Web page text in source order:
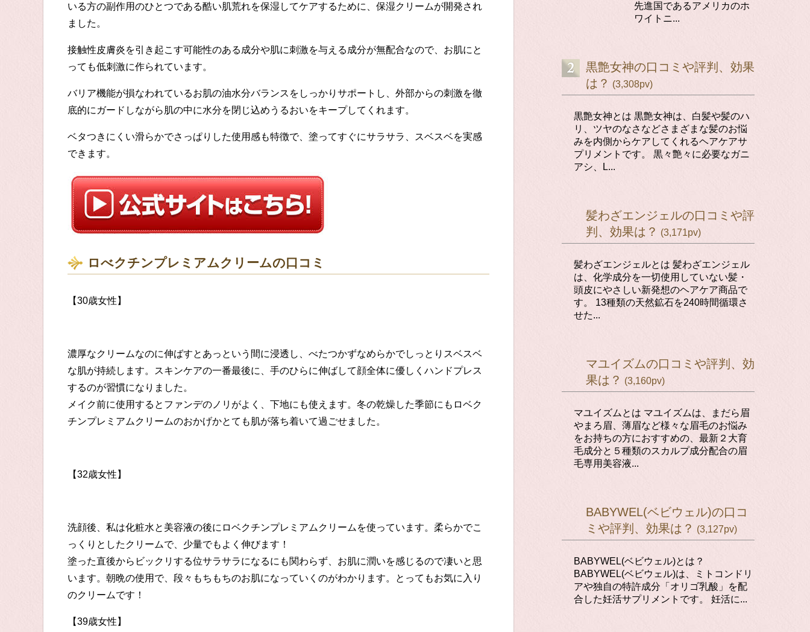
いる方の副作用のひとつである酷い肌荒れを保湿してケアするために
保湿クリームが開発され
ました。
接触性皮膚炎を引き起こす可能性のある成分や肌に刺激を与える成分が無配合なので、お肌にと
っても低刺激に作られています。
バリア機能が損なわれているお肌の油水分バランスをしっかりサポートし、外部からの刺激を徹
底的にガードしながら肌の中に水分を閉じ込めうるおいをキープしてくれます。
ベタつきにくい滑らかでさっぱりした使用感も特徴で、塗ってすぐにサラサラ、スベスベを実感
できます。
ロべクチンプレミアムクリームの口コミ
【30歳女性】
濃厚なクリームなのに伸ばすとあっという間に浸透し、べたつかずなめらかでしっとりスベスベ
な肌が持続します。
スキンケアの一番最後に、 手のひらに伸ばして顔全体に優しくハンドプレス
するのが習慣になりました。
メイク前に使用するとファンデのノリがよく、 下地にも使えます。冬の乾燥した季節にもロベク
チンプレミアムクリームのおかげかとて も肌が落ち着いて過ごせました。
【32歳女性】
洗顔後、 私は化粧水と 美容液の後にロベクチンプレ ミアムクリームを使っていま す。 柔らかでこ
っくりとしたクリームで、少量でもよく伸びます！
塗った直後からビックリする位サラサラになるにも関わらず、お肌に潤いを感じるので凄いと思
います。 朝晩の使用で、段々 もちもちのお肌になっていくのがわかります。
とってもお気に入り
のクリ ームです！
【39歳女性】
先進国であるアメリカのホ
ワイトニ...
黒艶女神の口コミや評判、効果
は？ (3,308pv)
黒艶女神とは 黒艶女神は、白髪や髪のハ
リ、ツヤのなさなどさまざまな髪のお悩
みを内側からケアしてくれるヘアケアサ
プリメントです。 黒々艶々に必要なガニ
アシ、L...
髪わざエンジェルの口コミや評
判、効果は？ (3,171pv)
髪わざエンジェルとは 髪わざエンジェル
は、化学成分を一切使用していない髪・
頭皮にやさしい新発想のヘアケア商品で
す。 13種類の天然鉱石を240時間循環さ
せた...
マユイズムの口コミや評判、効
果は？ (3,160pv)
マユイズムとは マユイズムは、まだら眉
やまろ眉、薄眉など様々な眉毛のお悩み
をお持ちの方におすすめの、最新２大育
毛成分と５種類のスカルプ成分配合の眉
毛専用美容液...
BABYWEL(ベビウェル)の口コ
ミや評判、効果は？ (3,127pv)
BABYWEL(ベビウェル)とは？
BABYWEL(ベビウェル)は、ミトコンドリ
アや独自の特許成分「オリゴ乳酸」を配
合した妊活サプリメントです。 妊活に...